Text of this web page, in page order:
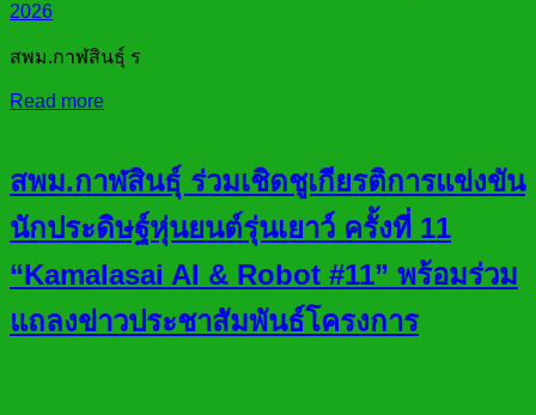
2026
สพม.กาฬสินธุ์ ร
Read more
สพม.กาฬสินธุ์ ร่วมเชิดชูเกียรติการแข่งขัน
นักประดิษฐ์หุ่นยนต์รุ่นเยาว์ ครั้งที่ 11
“Kamalasai AI & Robot #11” พร้อมร่วม
แถลงข่าวประชาสัมพันธ์โครงการ